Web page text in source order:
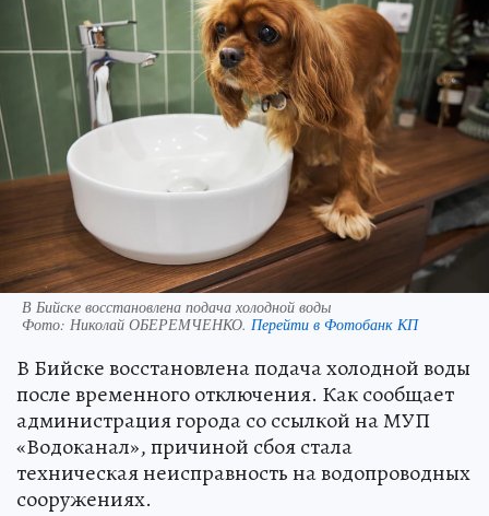
В Бийске восстановлена подача холодной воды
Фото: Николай ОБЕРЕМЧЕНКО. Перейти в Фотобанк КП
В Бийске восстановлена подача холодной воды
после временного отключения. Как сообщает
администрация города со ссылкой на МУП
«Водоканал», причиной сбоя стала
техническая неисправность на водопроводных
сооружениях.